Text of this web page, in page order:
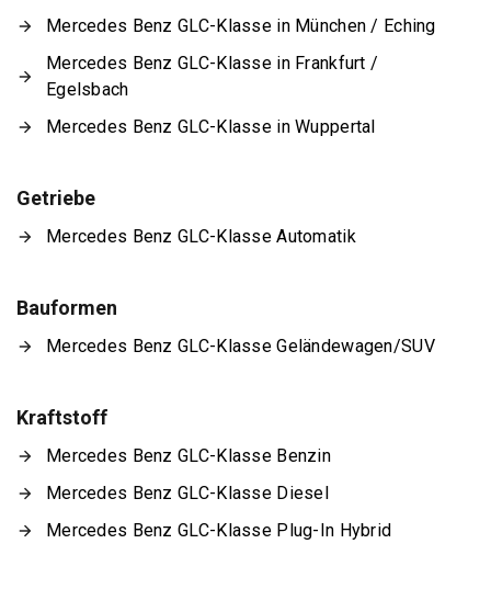
Mercedes Benz GLC-Klasse in München / Eching
Mercedes Benz GLC-Klasse in Frankfurt /
Egelsbach
Mercedes Benz GLC-Klasse in Wuppertal
Getriebe
Mercedes Benz GLC-Klasse Automatik
Bauformen
Mercedes Benz GLC-Klasse Geländewagen/SUV
Kraftstoff
Mercedes Benz GLC-Klasse Benzin
Mercedes Benz GLC-Klasse Diesel
Mercedes Benz GLC-Klasse Plug-In Hybrid